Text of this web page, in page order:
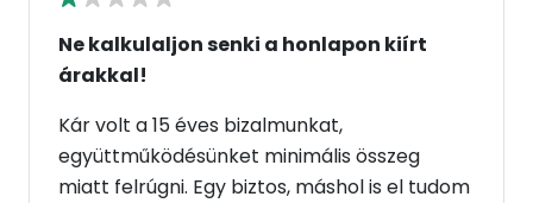
Ne kalkulaljon senki a honlapon kiírt
árakkal!
Kár volt a 15 éves bizalmunkat,
együttműködésünket minimális összeg
miatt felrúgni. Egy biztos, máshol is el tudom